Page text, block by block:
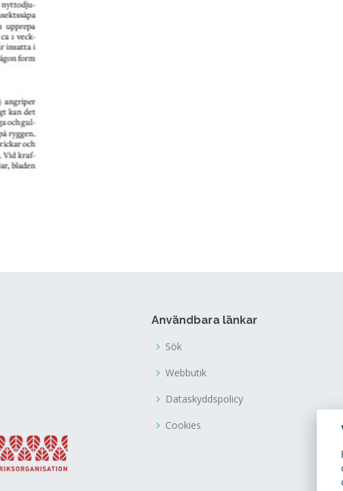
Användbara länkar
Sök
Webbutik
Dataskyddspolicy
Cookies